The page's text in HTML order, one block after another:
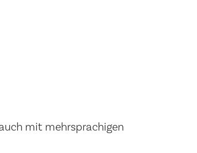
mit mehrsprachigen